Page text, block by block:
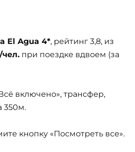
El Agua 4*, рейтинг 3,8, из
чел. при поездке вдвоем (за
включено», трансфер,
350м.
кнопку «Посмотреть все».